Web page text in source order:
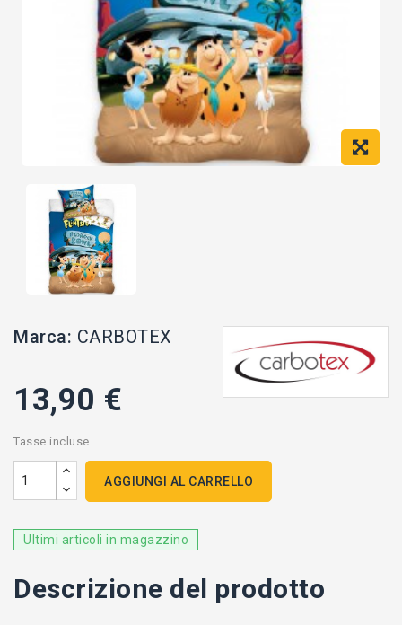
Marca: CARBOTEX
13,90 €
Tasse incluse
AGGIUNGI AL CARRELLO
Ultimi articoli in magazzino
Descrizione del prodotto